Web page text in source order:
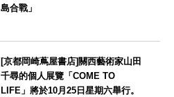
島合戰」
[京都岡崎蔦屋書店]關西藝術家山田
千尋的個人展覽「COME TO
LIFE」將於10月25日星期六舉行。